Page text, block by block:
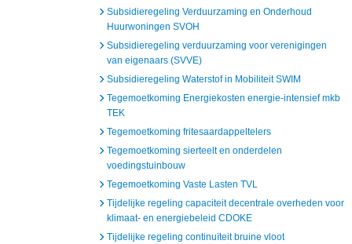
Subsidieregeling Verduurzaming en Onderhoud
Huurwoningen SVOH
Subsidieregeling verduurzaming voor verenigingen
van eigenaars (SVVE)
Subsidieregeling Waterstof in Mobiliteit SWIM
Tegemoetkoming Energiekosten energie-intensief mkb
TEK
Tegemoetkoming fritesaardappeltelers
Tegemoetkoming sierteelt en onderdelen
voedingstuinbouw
Tegemoetkoming Vaste Lasten TVL
Tijdelijke regeling capaciteit decentrale overheden voor
klimaat- en energiebeleid CDOKE
Tijdelijke regeling continuïteit bruine vloot